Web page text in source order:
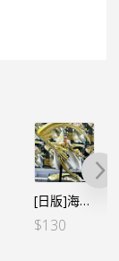
[日版]海賊王 BATTLE RECORD COLLECTION 黃猿 波爾薩利諾
$130